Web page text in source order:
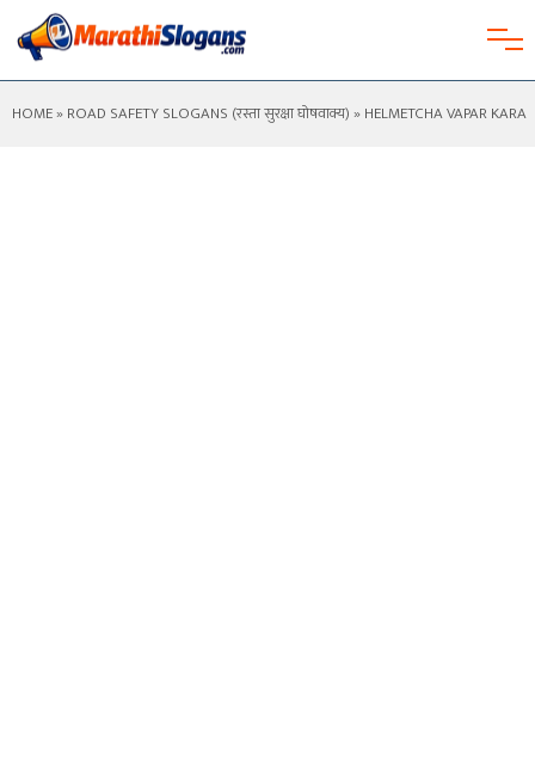
HOME»ROAD SAFETY SLOGANS (रस्ता सुरक्षा घोषवाक्य)» HELMETCHA VAPAR KARA